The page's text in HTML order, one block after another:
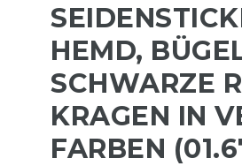
HEMD,
SCHWARZE
KRAGEN IN
FARBEN